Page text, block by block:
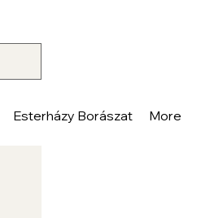
Esterházy Borászat More